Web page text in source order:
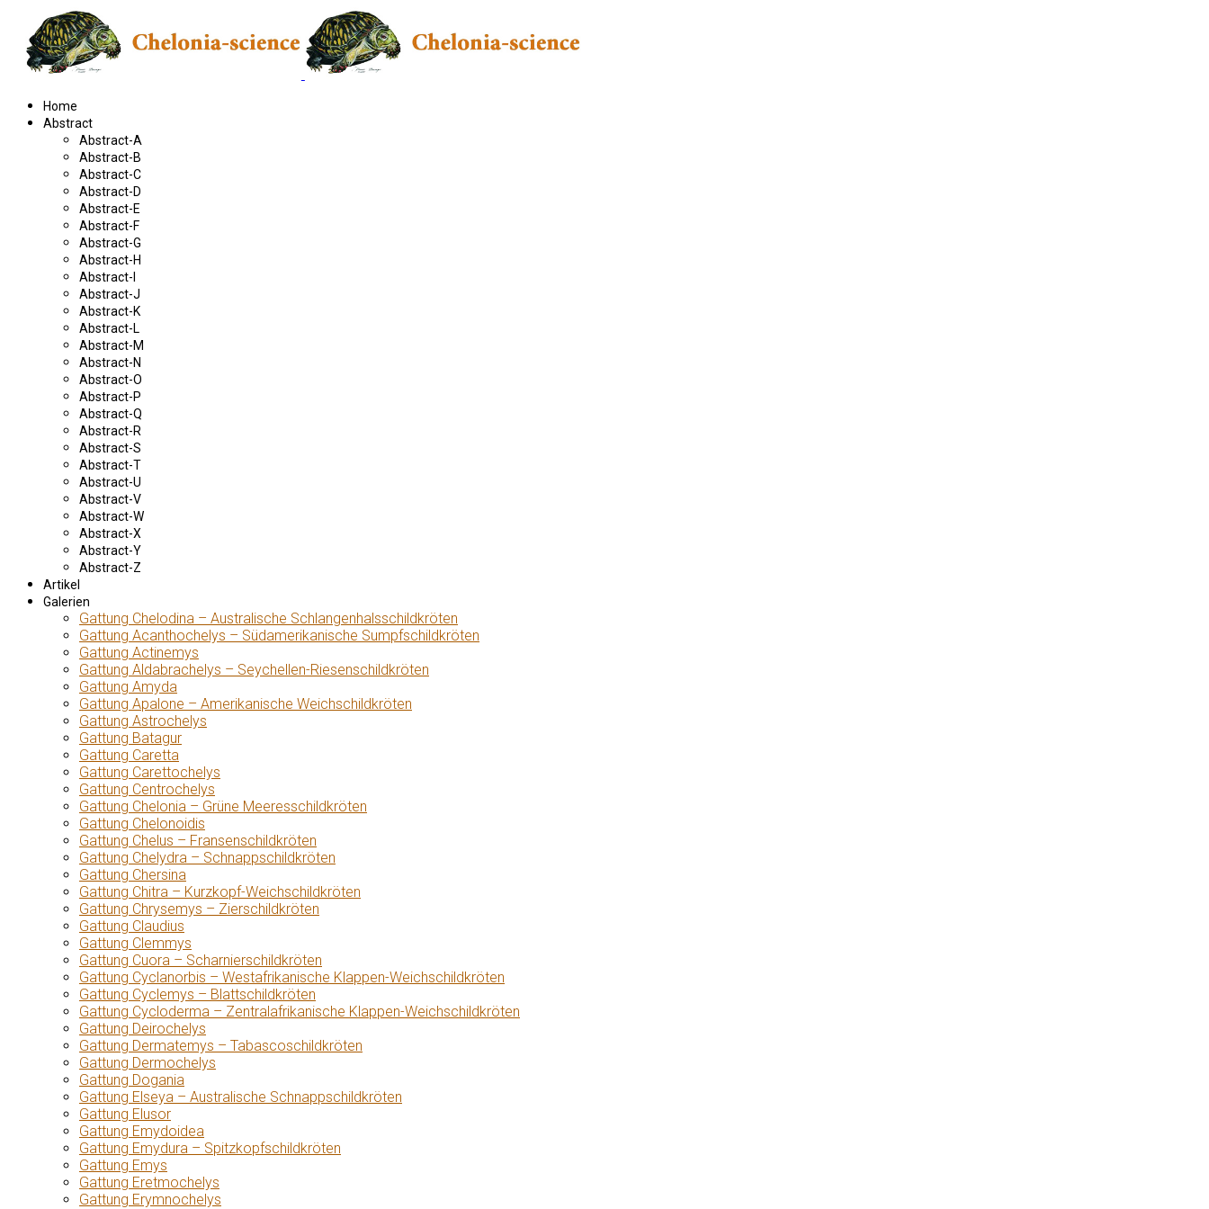
Home
Abstract
Abstract-A
Abstract-B
Abstract-C
Abstract-D
Abstract-E
Abstract-F
Abstract-G
Abstract-H
Abstract-I
Abstract-J
Abstract-K
Abstract-L
Abstract-M
Abstract-N
Abstract-O
Abstract-P
Abstract-Q
Abstract-R
Abstract-S
Abstract-T
Abstract-U
Abstract-V
Abstract-W
Abstract-X
Abstract-Y
Abstract-Z
Artikel
Galerien
Gattung Chelodina – Australische Schlangenhalsschildkröten
Gattung Acanthochelys – Südamerikanische Sumpfschildkröten
Gattung Actinemys
Gattung Aldabrachelys – Seychellen-Riesenschildkröten
Gattung Amyda
Gattung Apalone – Amerikanische Weichschildkröten
Gattung Astrochelys
Gattung Batagur
Gattung Caretta
Gattung Carettochelys
Gattung Centrochelys
Gattung Chelonia – Grüne Meeresschildkröten
Gattung Chelonoidis
Gattung Chelus – Fransenschildkröten
Gattung Chelydra – Schnappschildkröten
Gattung Chersina
Gattung Chitra – Kurzkopf-Weichschildkröten
Gattung Chrysemys – Zierschildkröten
Gattung Claudius
Gattung Clemmys
Gattung Cuora – Scharnierschildkröten
Gattung Cyclanorbis – Westafrikanische Klappen-Weichschildkröten
Gattung Cyclemys – Blattschildkröten
Gattung Cycloderma – Zentralafrikanische Klappen-Weichschildkröten
Gattung Deirochelys
Gattung Dermatemys – Tabascoschildkröten
Gattung Dermochelys
Gattung Dogania
Gattung Elseya – Australische Schnappschildkröten
Gattung Elusor
Gattung Emydoidea
Gattung Emydura – Spitzkopfschildkröten
Gattung Emys
Gattung Eretmochelys
Gattung Erymnochelys